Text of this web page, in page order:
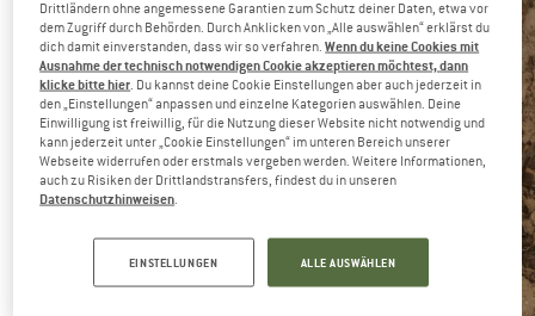
Drittländern ohne angemessene Garantien zum Schutz deiner Daten, etwa vor
dem Zugriff durch Behörden. Durch Anklicken von „Alle auswählen“ erklärst du
dich damit einverstanden, dass wir so verfahren.Wenn du keine Cookies mit
Ausnahme der technisch notwendigen Cookie akzeptieren möchtest, dann
klicke bitte hier . Du kannst deine Cookie Einstellungen aber auch jederzeit in
den „Einstellungen“ anpassen und einzelne Kategorien auswählen. Deine
Einwilligung ist freiwillig, für die Nutzung dieser Website nicht notwendig und
kann jederzeit unter „Cookie Einstellungen“ im unteren Bereich unserer
Webseite widerrufen oder erstmals vergeben werden. Weitere Informationen,
auch zu Risiken der Drittlandstransfers, findest du in unseren
Datenschutzhinweisen
EINSTELLUNGEN ALLE AUSWÄHLEN